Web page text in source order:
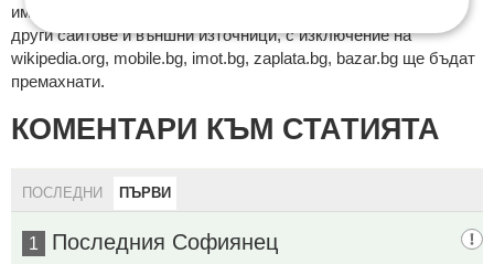
име. Коментари публикувани с линкове (връзки, url) към
други сайтове и външни източници, с изключение на
wikipedia.org, mobile.bg, imot.bg, zaplata.bg, bazar.bg ще бъдат
премахнати.
КОМЕНТАРИ КЪМ СТАТИЯТА
ПОСЛЕДНИ ПЪРВИ
1 Последния Софиянец